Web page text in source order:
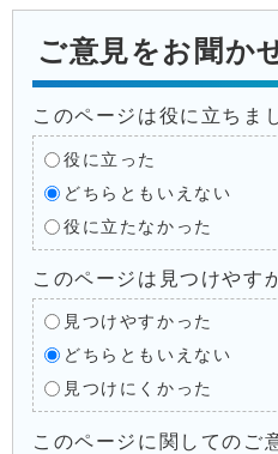
ご意見をお聞か
このページは役に立ちま
役に立った
どちらともいえない
役に立たなかった
このページは見つけやす
見つけやすかった
どちらともいえない
見つけにくかった
このページに関してのご